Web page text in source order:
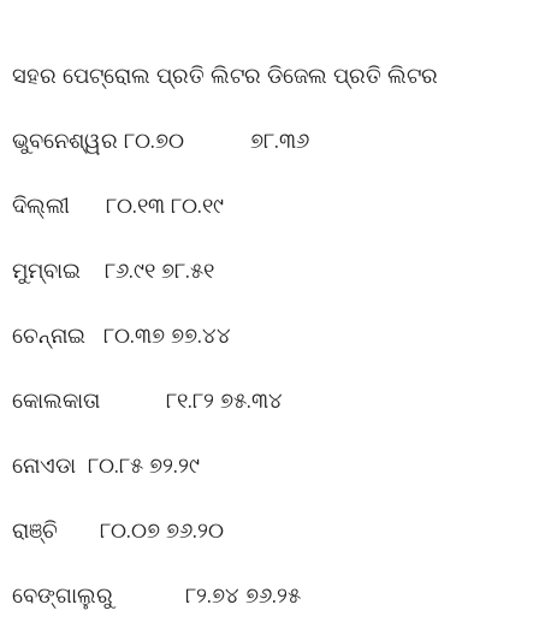
ସହର ପେଟ୍ରୋଲ ପ୍ରତି ଲିଟର ଡିଜେଲ ପ୍ରତି ଲିଟର
ଭୁବନେଶ୍ୱର ୮୦.୭୦ ୭୮.୩୬
ଦିଲ୍ଲୀ ୮୦.୧୩ ୮୦.୧୯
ମୁମ୍ବାଇ ୮୬.୯୧ ୭୮.୫୧
ଚେନ୍ନାଇ ୮୦.୩୭ ୭୭.୪୪
କୋଲକାତା ୮୧.୮୨ ୭୫.୩୪
ନୋଏଡା ୮୦.୮୫ ୭୨.୨୯
ରାଞ୍ଚି ୮୦.୦୭ ୭୬.୨୦
ବେଙ୍ଗାଲୁରୁ ୮୨.୭୪ ୭୬.୨୫